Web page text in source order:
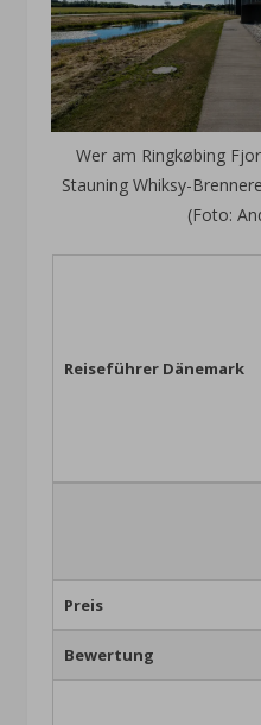
Wer am Ringkøbing
Stauning Whiksy-
(Foto:
Reiseführer Dänemark
Preis
Bewertung